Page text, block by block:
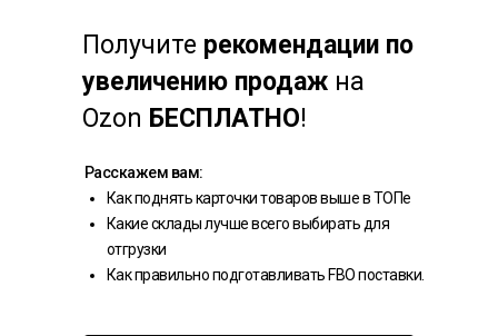
Расскажем вам:
Как поднять карточки товаров выше в ТОПе
Какие склады лучше всего выбирать для
отгрузки
Как правильно подготавливать FBO поставки.
Получите рекомендации по
увеличению продаж на
Ozon БЕСПЛАТНО!